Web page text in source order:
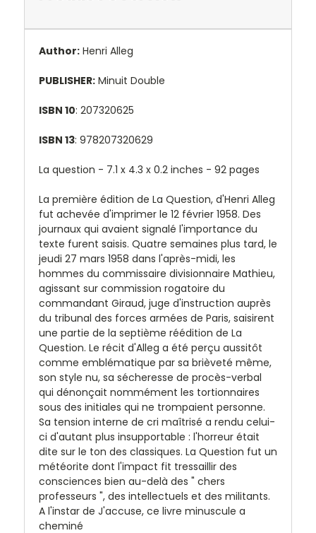
Author: Henri Alleg
PUBLISHER: Minuit Double
ISBN 10: 207320625
ISBN 13: 978207320629
La question - 7.1 x 4.3 x 0.2 inches - 92 pages
La première édition de La Question, d'Henri Alleg
fut achevée d'imprimer le 12 février 1958. Des
journaux qui avaient signalé l'importance du
texte furent saisis. Quatre semaines plus tard, le
jeudi 27 mars 1958 dans l'après-midi, les
hommes du commissaire divisionnaire Mathieu,
agissant sur commission rogatoire du
commandant Giraud, juge d'instruction auprès
du tribunal des forces armées de Paris, saisirent
une partie de la septième réédition de La
Question. Le récit d'Alleg a été perçu aussitôt
comme emblématique par sa brièveté même,
son style nu, sa sécheresse de procès-verbal
qui dénonçait nommément les tortionnaires
sous des initiales qui ne trompaient personne.
Sa tension interne de cri maîtrisé a rendu celui-
ci d'autant plus insupportable : l'horreur était
dite sur le ton des classiques. La Question fut un
météorite dont l'impact fit tressaillir des
consciences bien au-delà des " chers
professeurs ", des intellectuels et des militants.
A l'instar de J'accuse, ce livre minuscule a
cheminé